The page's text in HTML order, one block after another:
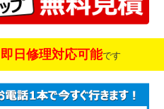
即日修理対応可能です